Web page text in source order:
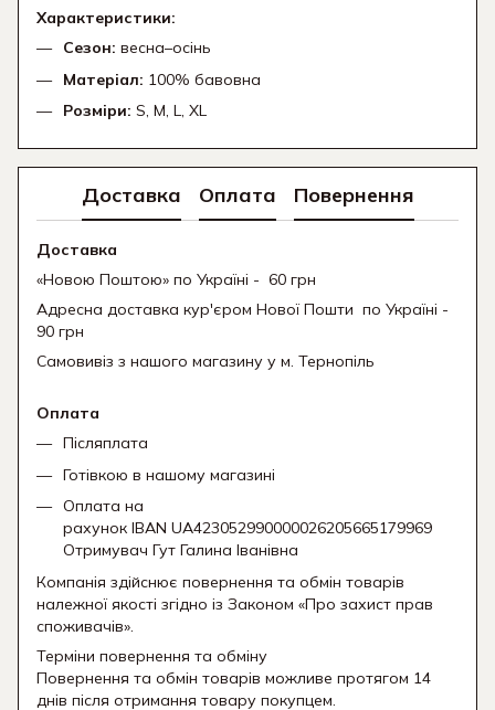
Характеристики:
Сезон: весна–осінь
Матеріал: 100% бавовна
Розміри: S, M, L, XL
Доставка Оплата Повернення
Доставка
«Новою Поштою» по Україні - 60 грн
Адресна доставка кур'єром Нової Пошти по Україні -
90 грн
Самовивіз з нашого магазину у м. Тернопіль
Оплата
Післяплата
Готівкою в нашому магазині
Оплата на
рахунок IBAN UA423052990000026205665179969
Отримувач Гут Галина Іванівна
Компанія здійснює повернення та обмін товарів
належної якості згідно із Законом «Про захист прав
споживачів».
Терміни повернення та обміну
Повернення та обмін товарів можливе протягом 14
днів після отримання товару покупцем.